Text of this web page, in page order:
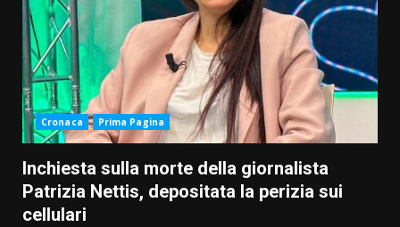
Cronaca Prima Pagina
Inchiesta sulla morte della giornalista
Patrizia Nettis, depositata la perizia sui
cellulari